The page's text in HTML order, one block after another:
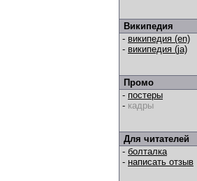
Википедия
- википедия (en)
- википедия (ja)
Промо
- постеры
- кадры
Для читателей
- болталка
- написать отзыв